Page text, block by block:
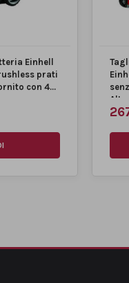
nylon
Einhell
prati
con 4...